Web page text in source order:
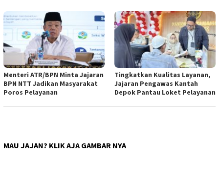
Menteri ATR/BPN Minta Jajaran
BPN NTT Jadikan Masyarakat
Poros Pelayanan
Tingkatkan Kualitas Layanan,
Jajaran Pengawas Kantah
Depok Pantau Loket Pelayanan
MAU JAJAN? KLIK AJA GAMBAR NYA